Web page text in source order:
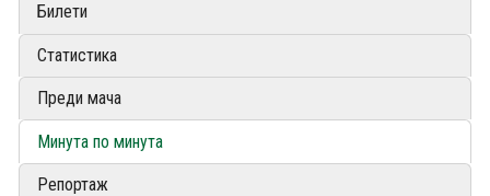
Билети
Статистика
Преди мача
Минута по минута
Репортаж